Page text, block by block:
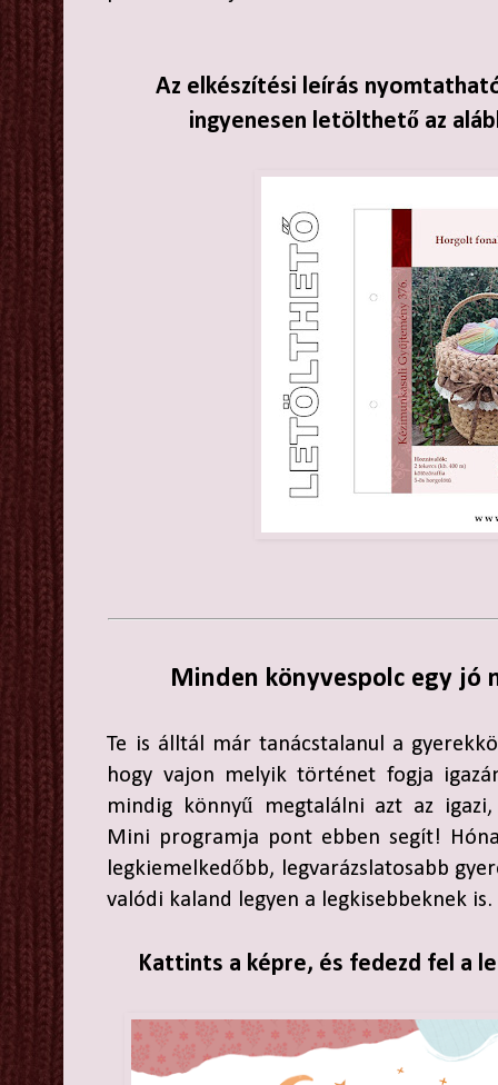
Az elkészítési leírás
ingyenesen letölthető az
Minden könyvespolc egy jó
Te is álltál már tanácstalanul a
hogy vajon melyik történet fogja
mindig könnyű megtalálni azt az
Mini programja pont ebben segít!
legkiemelkedőbb, legvarázslatosabb
valódi kaland legyen a legkisebbeknek is.
Kattints a képre, és fedezd fel a